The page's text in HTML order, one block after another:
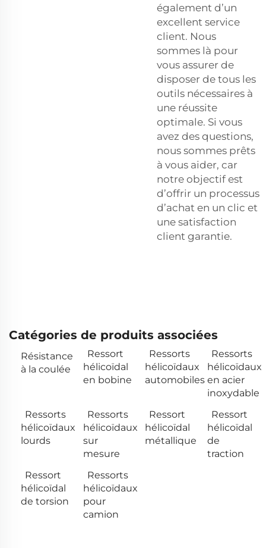
également d’un
excellent service
client. Nous
sommes là pour
vous assurer de
disposer de tous les
outils nécessaires à
une réussite
optimale. Si vous
avez des questions,
nous sommes prêts
à vous aider, car
notre objectif est
d’offrir un processus
d’achat en un clic et
une satisfaction
client garantie.
Catégories de produits associées
Résistance
à la coulée
Ressort
hélicoïdal
en bobine
Ressorts
hélicoïdaux
automobiles
Ressorts
hélicoïdaux
en acier
inoxydable
Ressorts
hélicoïdaux
lourds
Ressorts
hélicoïdaux
sur
mesure
Ressort
hélicoïdal
métallique
Ressort
hélicoïdal
de
traction
Ressort
hélicoïdal
de torsion
Ressorts
hélicoïdaux
pour
camion